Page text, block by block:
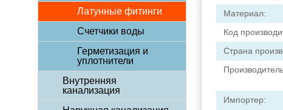
Латунные фитинги
Счетчики воды
Герметизация и
уплотнители
Внутренняя
канализация
Материал:
Код
Страна
Импортер: